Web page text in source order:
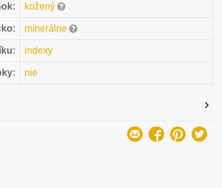
kožený
minerálne
indexy
nie